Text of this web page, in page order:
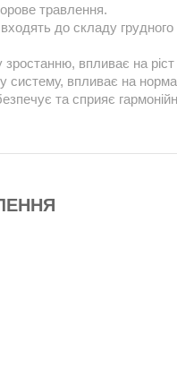
травлення.
до складу
впливає на
систему, впливає на
та сприяє